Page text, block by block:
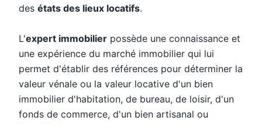
des états des lieux locatifs.
L'expert immobilier possède une connaissance et
une expérience du marché immobilier qui lui
permet d'établir des références pour déterminer la
valeur vénale ou la valeur locative d'un bien
immobilier d'habitation, de bureau, de loisir, d'un
fonds de commerce, d'un bien artisanal ou